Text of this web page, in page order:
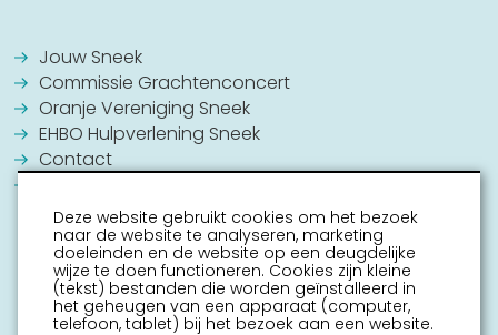
Jouw Sneek
Commissie Grachtenconcert
Oranje Vereniging Sneek
EHBO Hulpverlening Sneek
Contact
Deze website gebruikt cookies om het bezoek
naar de website te analyseren, marketing
doeleinden en de website op een deugdelijke
wijze te doen functioneren. Cookies zijn kleine
(tekst) bestanden die worden geïnstalleerd in
het geheugen van een apparaat (computer,
telefoon, tablet) bij het bezoek aan een website.